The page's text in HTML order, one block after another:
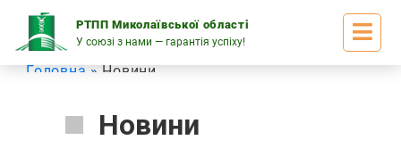
РТПП Миколаївської області
У союзі з нами — гарантія успіху!
content
Головна Новини
Новини